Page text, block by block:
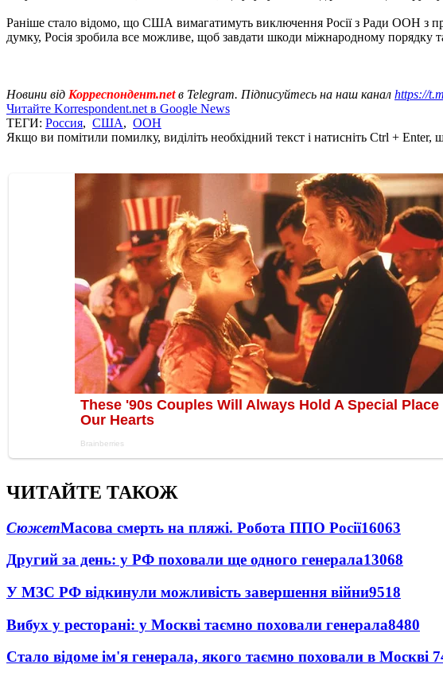
Раніше стало відомо, що США вимагатимуть виключення Росії з Ради ООН з
думку, Росія зробила все можливе, щоб завдати шкоди міжнародному порядку
Новини від Корреспондент.netв Telegram. Підписуйтесь на наш канал https://
Читайте Korrespondent.net в Google News
ТЕГИ: Россия, США, ООН
Якщо ви помітили помилку, виділіть необхідний текст і натисніть Ctrl +
ЧИТАЙТЕ ТАКОЖ
СюжетМасова смерть на пляжі. Робота ППО Росії16063
Другий за день: у РФ поховали ще одного генерала13068
У МЗС РФ відкинули можливість завершення війни9518
Вибух у ресторані: у Москві таємно поховали генерала8480
Стало відоме ім'я генерала, якого таємно поховали в Москві